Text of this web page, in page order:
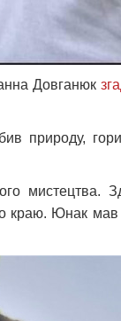
Довганюк
природу,
мистецтва.
краю. Юнак